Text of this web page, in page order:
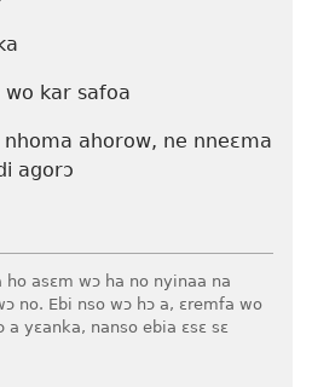
wo kar safoa
ahorow, ne ­nneɛma
agorɔ
ho asɛm wɔ ha no nyinaa na
no. Ebi nso wɔ hɔ a, ɛremfa wo
a yɛanka, nanso ebia ɛsɛ sɛ